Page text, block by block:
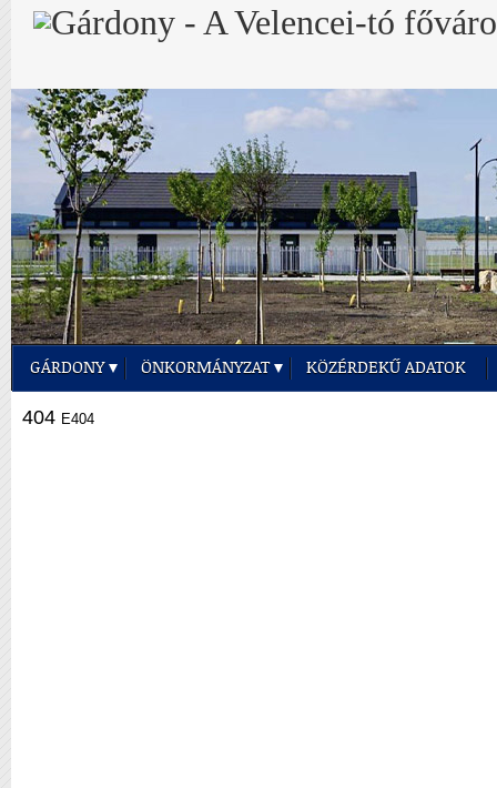
GÁRDONY ÖNKORMÁNYZAT KÖZÉRDEKŰ ADATOK
404 E404